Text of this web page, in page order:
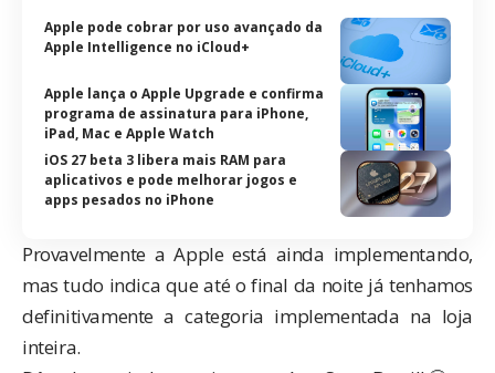
Apple pode cobrar por uso avançado da
Apple Intelligence no iCloud+
Apple lança o Apple Upgrade e confirma
programa de assinatura para iPhone,
iPad, Mac e Apple Watch
iOS 27 beta 3 libera mais RAM para
aplicativos e pode melhorar jogos e
apps pesados no iPhone
Provavelmente a Apple está ainda implementando,
mas tudo indica que até o final da noite já tenhamos
definitivamente a categoria implementada na loja
inteira.